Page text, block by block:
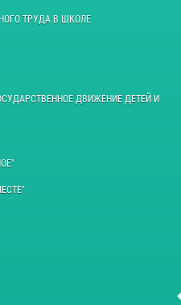
ТРУДА В ШКОЛЕ
ДВИЖЕНИЕ ДЕТЕЙ И